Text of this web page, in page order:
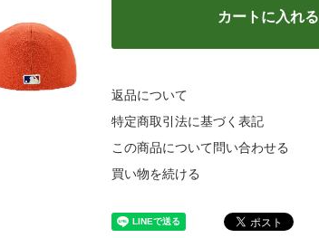
カートに入れる
返品について
特定商取引法に基づく表記
この商品について問い合わせる
買い物を続ける